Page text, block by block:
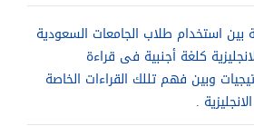
بين استخدام طلاب الجامعات السعودية
كلغة أجنبية فى قراءة
وبين فهم تللك القراءات الخاصة
.